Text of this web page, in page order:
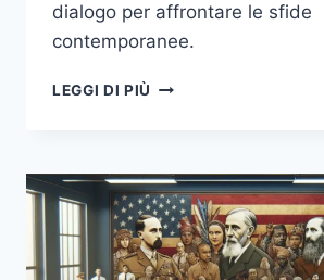
dialogo per affrontare le sfide
contemporanee.
LEGGI DI PIÙ RIFLESSIONI
SPAGNOLA
E
IL
SUO
IMPATTO